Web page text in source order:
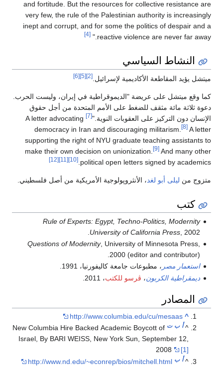
and fortitude. But the resources for collective resistance are
very few, the rule of the Palestinian authority is increasingly
inept and corrupt, and for some the politics of despair and a
reactive violence are never far away."
[4]
النشاط السياسي
ميتشل يؤيد المقاطعة الأكاديمية لإسرائيل. [2]
[5]
[6]
كما وقع ميتشل على عريضة "الديموقراطية في إيران، وليست الحرب.
دعوة ثلاثة مائة مثقف للضغط على الأمم المتحدة من أجل حقوق
الإنسان دون التركيز على العقوبات النوية."[7]
A letter advocating
democracy in Iran and discouraging militarism.
[8] A letter
supporting the right of NYU graduate teaching assistants to
make their own decision on unionization.
[9] And many other
political open letters signed by academics.
[10]
[11]
[12]
متزوج من ليلى أبو لغد، الأنثروپولوجية الأمريكية من أصل فلسطيني.
كتب
Rule of Experts: Egypt, Techno-Politics, Modernity
University of California Press, 2002.
Questions of Modernity, University of Minnesota Press,
2000 (editor and contributor).
استعمار مصر ، مطبوعات جامعة كاليفورنيا، 1991.
ديمقراطية الكربون، ڤرسو للكتب، 2011.
المصادر
^
http://www.columbia.edu/cu/mesaas
^أ ب ت New Columbia Hire Backed Academic Boycott of
Israel, By BARI WEISS, New York Sun, September 12,
2008
[1]
^أ ب http://www.nd.edu/~econrep/bios/mitchell.html